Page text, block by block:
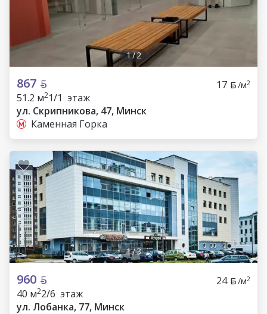
1/2
867 17 /м2
51.2 м21/1 этаж
ул. Скрипникова, 47, Минск
Каменная Горка
1/3
960 24 /м2
40 м22/6 этаж
ул. Лобанка, 77, Минск